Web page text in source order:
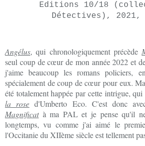
Editions 10/18
Détectives), 2021,
Angélus, qui chronologiquement précède
seul coup de cœur de mon année 2022 et
j'aime beaucoup les romans policiers,
spécialement de coup de cœur pour eux.
été totalement happée par cette intrigue,
la rose d'Umberto Eco. C'est donc
Magnificatà ma PAL et je pense qu'il
longtemps, vu comme j'ai aimé le
l'Occitanie du XIIème siècle est tellement